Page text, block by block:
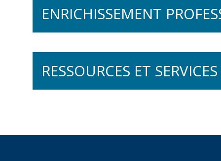
Français oral
Français pour
ENRICHISSEMENT
La pleine conscience
Vidéoconférences sur
RESSOURCES ET SERVICES